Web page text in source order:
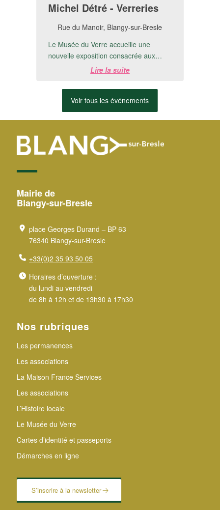
Michel Détré - Verreries
Rue du Manoir, Blangy-sur-Bresle
Le Musée du Verre accueille une
nouvelle exposition consacrée aux
créations de Michel Detré.📅 Du 8 juillet
Lire la suite
Voir tous les événements
Mairie de
Blangy-sur-Bresle
place Georges Durand – BP 63
76340 Blangy-sur-Bresle
+33(0)2 35 93 50 05
Horaires d’ouverture :
du lundi au vendredi
de 8h à 12h et de 13h30 à 17h30
Nos rubriques
Les permanences
Les associations
La Maison France Services
Les associations
L’Histoire locale
Le Musée du Verre
Cartes d’identité et passeports
Démarches en ligne
S’inscrire à la newsletter